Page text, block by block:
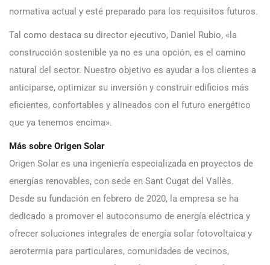
normativa actual y esté preparado para los requisitos futuros.
Tal como destaca su director ejecutivo, Daniel Rubio, «la
construcción sostenible ya no es una opción, es el camino
natural del sector. Nuestro objetivo es ayudar a los clientes a
anticiparse, optimizar su inversión y construir edificios más
eficientes, confortables y alineados con el futuro energético
que ya tenemos encima».
Más sobre Origen Solar
Origen Solar es una ingeniería especializada en proyectos de
energías renovables, con sede en Sant Cugat del Vallès.
Desde su fundación en febrero de 2020, la empresa se ha
dedicado a promover el autoconsumo de energía eléctrica y
ofrecer soluciones integrales de energía solar fotovoltaica y
aerotermia para particulares, comunidades de vecinos,